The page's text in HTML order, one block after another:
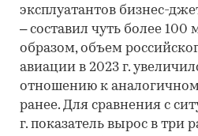
эксплуатантов бизнес-
– составил чуть более 100
образом, объем
авиации в 2023 г.
отношению к
ранее. Для сравнения с
г. показатель вырос в три